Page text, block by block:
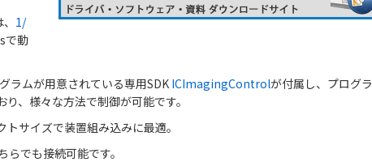
1/
で動
ラムが用意されている専用SDKICImagingControlが付属し、プログラ
、様々な方法で制御が可能です。
サイズで装置組み込みに最適。
でも接続可能です。